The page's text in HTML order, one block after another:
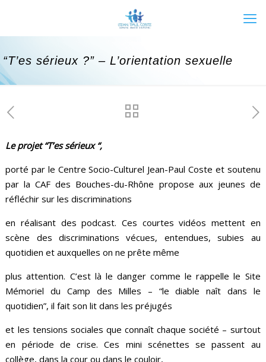
“T’es sérieux ?” – L’orientation sexuelle
Le projet “T’es sérieux “,
porté par le Centre Socio-Culturel Jean-Paul Coste et soutenu
par la CAF des Bouches-du-Rhône propose aux jeunes de
réfléchir sur les discriminations
en réalisant des podcast. Ces courtes vidéos mettent en
scène des discriminations vécues, entendues, subies au
quotidien et auxquelles on ne prête même
plus attention. C’est là le danger comme le rappelle le Site
Mémoriel du Camp des Milles – “le diable naît dans le
quotidien”, il fait son lit dans les préjugés
et les tensions sociales que connaît chaque société – surtout
en période de crise. Ces mini scénettes se passent au
collège, dans la cour ou dans le couloir,